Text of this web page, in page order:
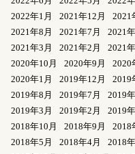
2022年1月
2021年12月 2021
2021年8月
2021年7月 2021
2021年3月
2021年2月 2021
2020年10月
2020年9月 2020
2020年1月
2019年12月 2019
2019年8月
2019年7月 2019
2019年3月
2019年2月 2019
2018年10月
2018年9月 2018
2018年5月
2018年4月 2018